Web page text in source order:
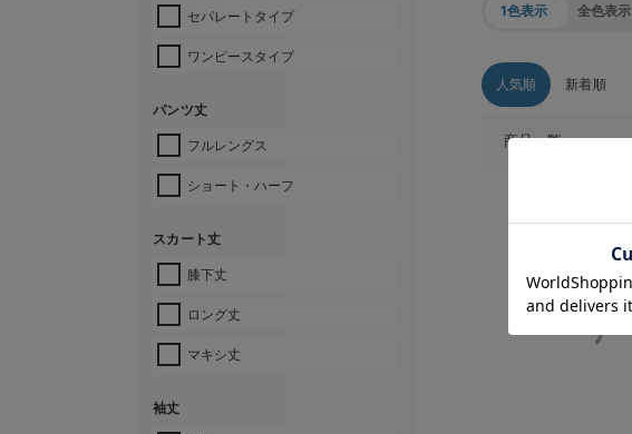
セパレートタイプ
ワンピースタイプ
パンツ丈
フルレングス
ショート・ハーフ
スカート丈
膝下丈
ロング丈
マキシ丈
袖丈
1色表示 全色表示
人気順 新着順
商品一覧